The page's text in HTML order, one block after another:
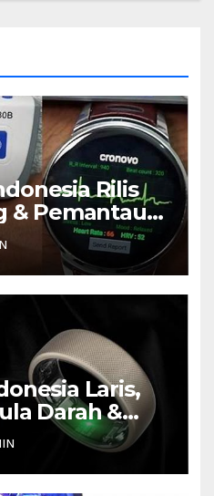
Rilis
& Pemantau
Laris,
Darah &